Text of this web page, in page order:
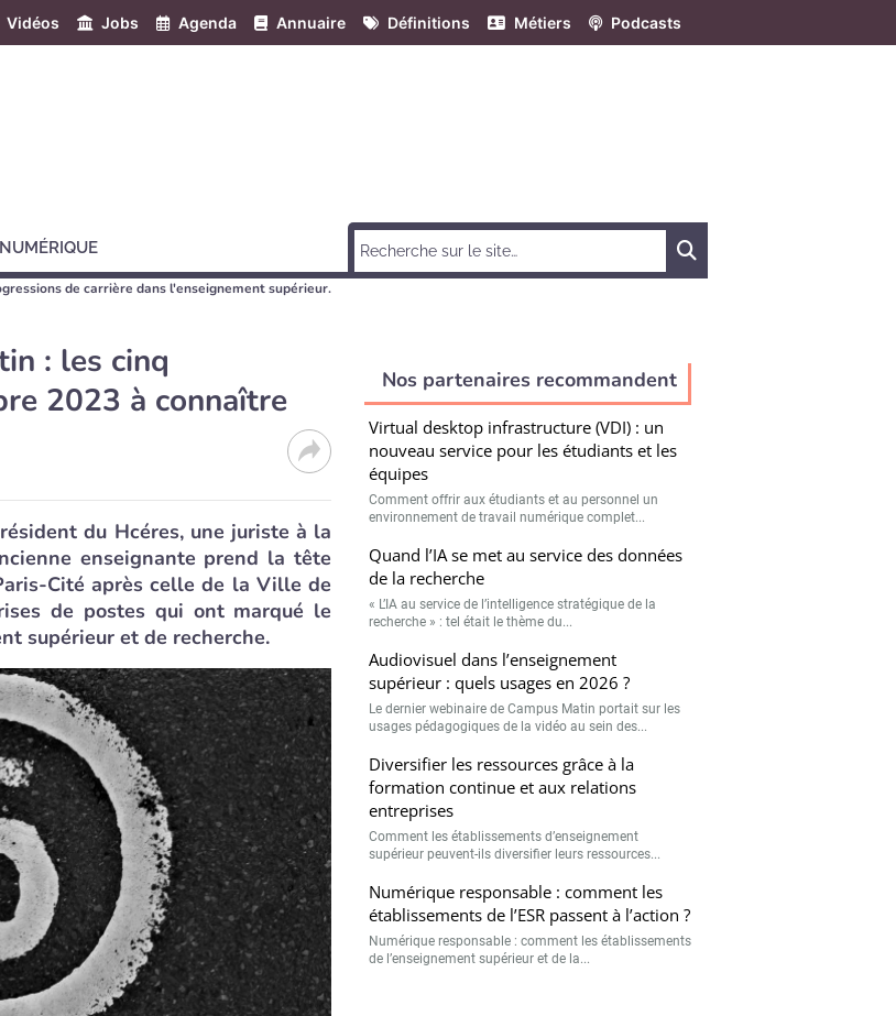
Vidéos Jobs Agenda Annuaire Définitions Métiers Podcasts
NUMÉRIQUE
de carrière dans l'enseignement supérieur.
: les cinq
2023 à connaître
du Hcéres, une juriste à la
enseignante prend la tête
Cité après celle de la Ville de
de postes qui ont marqué le
supérieur et de recherche.
Nos partenaires recommandent
Virtual desktop infrastructure (VDI) : un
nouveau service pour les étudiants et les
équipes
Comment offrir aux étudiants et au personnel un
environnement de travail numérique complet...
Quand l’IA se met au service des données
de la recherche
« L’IA au service de l’intelligence stratégique de la
recherche » : tel était le thème du...
Audiovisuel dans l’enseignement
supérieur : quels usages en 2026 ?
Le dernier webinaire de Campus Matin portait sur les
usages pédagogiques de la vidéo au sein des...
Diversifier les ressources grâce à la
formation continue et aux relations
entreprises
Comment les établissements d’enseignement
supérieur peuvent-ils diversifier leurs ressources...
Numérique responsable : comment les
établissements de l’ESR passent à l’action ?
Numérique responsable : comment les établissements
de l’enseignement supérieur et de la...